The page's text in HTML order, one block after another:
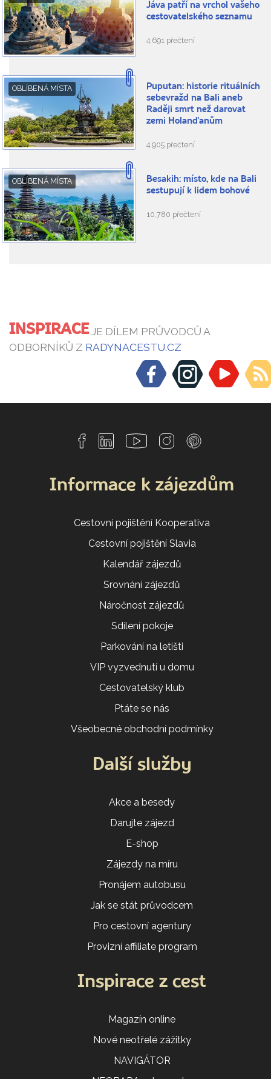
Jáva patří na vrchol vašeho
cestovatelského seznamu
4.691 přečtení
OBLÍBENÁ MÍSTA
Puputan: historie rituálních
sebevražd na Bali aneb
Raději smrt než darovat
zemi Holanďanům
4.905 přečtení
OBLÍBENÁ MÍSTA
Besakih: místo, kde na Bali
sestupují k lidem bohové
10.780 přečtení
INSPIRACEJE DÍLEM PRŮVODCŮ A
ODBORNÍKŮ Z RADYNACESTU.CZ
Informace k zájezdům
Cestovní pojištění Kooperativa
Cestovní pojištění Slavia
Kalendář zájezdů
Srovnání zájezdů
Náročnost zájezdů
Sdílení pokoje
Parkování na letišti
VIP vyzvednutí u domu
Cestovatelský klub
Ptáte se nás
Všeobecné obchodní podmínky
Další služby
Akce a besedy
Darujte zájezd
E-shop
Zájezdy na míru
Pronájem autobusu
Jak se stát průvodcem
Pro cestovní agentury
Provizní affiliate program
Inspirace z cest
Magazín online
Nové neotřelé zážitky
NAVIGÁTOR